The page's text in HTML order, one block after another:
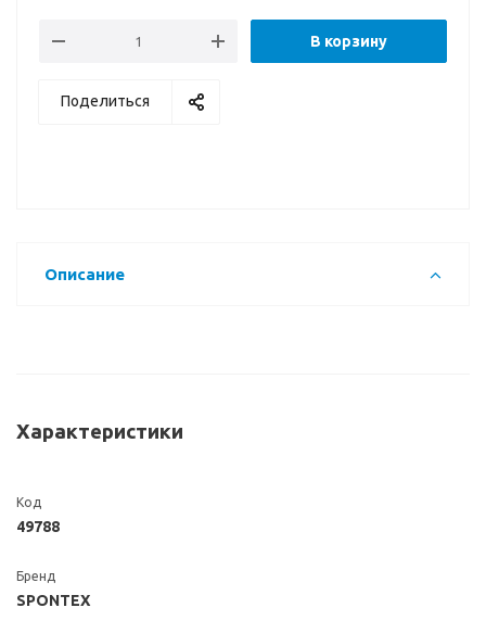
В корзину
Поделиться
Описание
Характеристики
Код
49788
Бренд
SPONTEX